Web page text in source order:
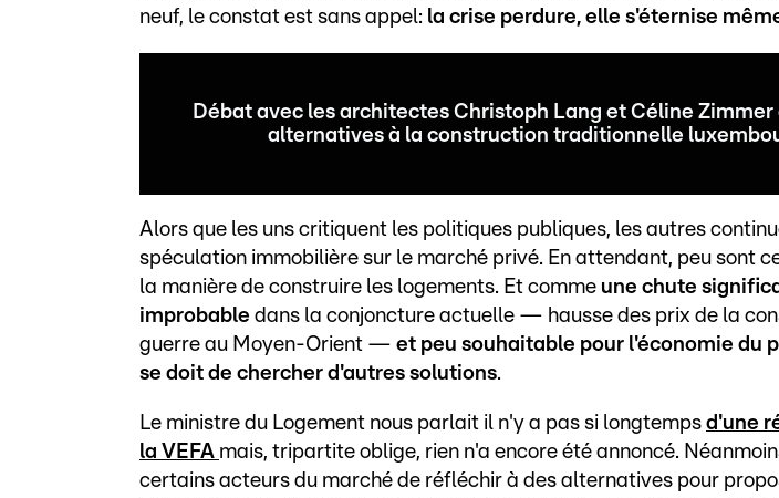
neuf, le constat est sans appel: la crise perdure, elle s'éternise
Débat avec les architectes Christoph Lang et Céline
alternatives à la construction traditionnelle
Alors que les uns critiquent les politiques publiques, les autres
spéculation immobilière sur le marché privé. En attendant, peu sont
la manière de construire les logements. Et comme une chute
improbable dans la conjoncture actuelle — hausse des prix de la
guerre au Moyen-Orient — et peu souhaitable pour l'économie du
se doit de chercher d'autres solutions.
Le ministre du Logement nous parlait il n'y a pas si longtemps d'une
la VEFA mais, tripartite oblige, rien n'a encore été annoncé.
certains acteurs du marché de réfléchir à des alternatives pour